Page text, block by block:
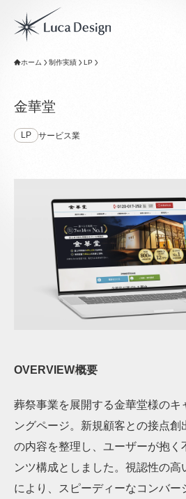
ホーム 制作実績 LP
金華堂
LP サービス業
OVERVIEW概要
葬祭事業を展開する金華堂様のキ
ングページ。新規顧客との接点創
の内容を整理し、ユーザーが抱く
ンツ構成としました。視認性の高
により、スピーディーなコンバー